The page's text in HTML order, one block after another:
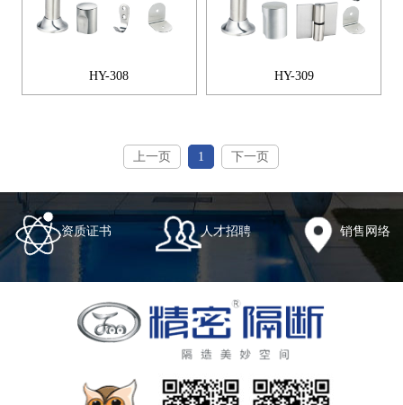
HY-308 HY-309
上一页 1 下一页
资质证书 人才招聘 销售网络